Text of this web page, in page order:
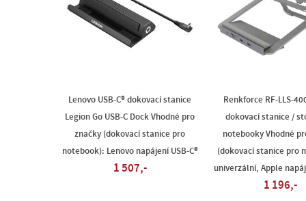
Lenovo USB-C® dokovací stanice
Legion Go USB-C Dock Vhodné pro
značky (dokovací stanice pro
notebook): Lenovo napájení USB-C®
1 507,-
Renkforce RF-LLS-
dokovací stanice /
notebooky Vhodné
(dokovací stanice pro
univerzální, Apple
1 196,-